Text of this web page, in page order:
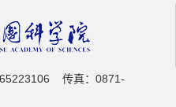
传真：0871-